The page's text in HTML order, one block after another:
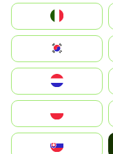
South Korea